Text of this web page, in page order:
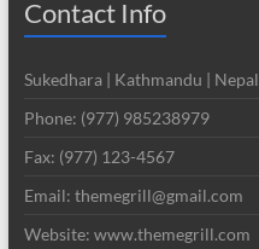
Contact Info
Sukedhara | Kathmandu | Nepal
Phone: (977) 985238979
Fax: (977) 123-4567
Email: themegrill@gmail.com
Website: www.themegrill.com